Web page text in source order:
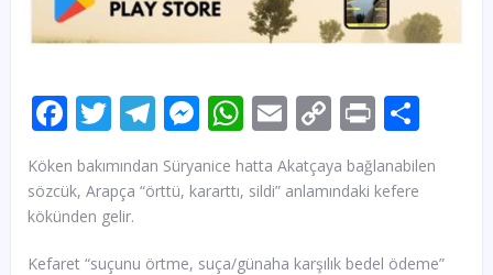
Facebook
Twitter
Telegram
Messenger
WhatsApp
Email
Copy
Link
Print
Köken bakımından Süryanice hatta Akatçaya bağlanabilen
sözcük, Arapça “örttü, kararttı, sildi” anlamındaki kefere
kökünden gelir.
Kefaret “suçunu örtme, suça/günaha karşılık bedel ödeme”